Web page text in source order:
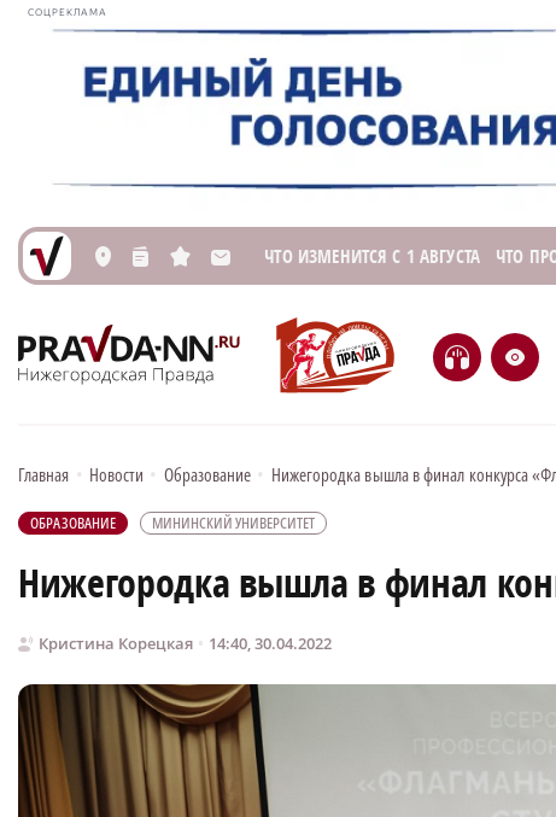
СОЦРЕКЛАМА
L n s M ЧТО ИЗМЕНИТСЯ С 1 АВГУСТА ЧТО
H e
Главная • Новости • Образование • Нижегородка вышла в финал конкурса
ОБРАЗОВАНИЕ МИНИНСКИЙ УНИВЕРСИТЕТ
Нижегородка вышла в финал
Кристина Корецкая 14:40, 30.04.2022